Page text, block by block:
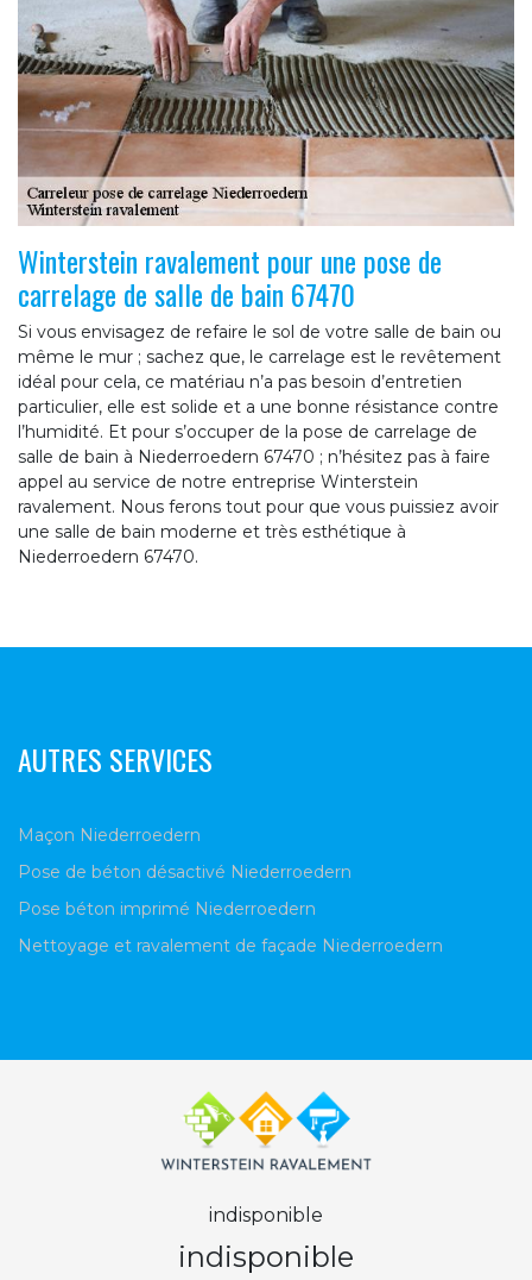
Winterstein ravalement pour une pose de
carrelage de salle de bain 67470
Si vous envisagez de refaire le sol de votre salle de bain ou
même le mur ; sachez que, le carrelage est le revêtement
idéal pour cela, ce matériau n’a pas besoin d’entretien
particulier, elle est solide et a une bonne résistance contre
l’humidité. Et pour s’occuper de la pose de carrelage de
salle de bain à Niederroedern 67470 ; n’hésitez pas à faire
appel au service de notre entreprise Winterstein
ravalement. Nous ferons tout pour que vous puissiez avoir
une salle de bain moderne et très esthétique à
Niederroedern 67470.
AUTRES SERVICES
Maçon Niederroedern
Pose de béton désactivé Niederroedern
Pose béton imprimé Niederroedern
Nettoyage et ravalement de façade Niederroedern
indisponible
indisponible